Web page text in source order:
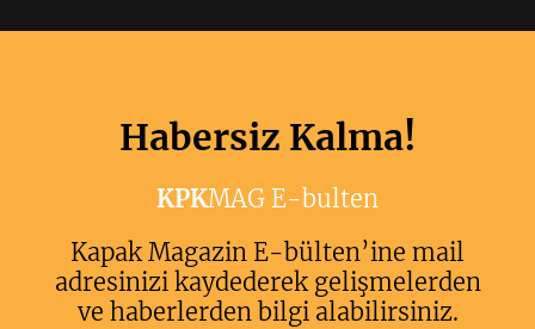
Habersiz Kalma!
KPKMAG E-bulten
Kapak Magazin E-bülten’ine mail
adresinizi kaydederek gelişmelerden
ve haberlerden bilgi alabilirsiniz.